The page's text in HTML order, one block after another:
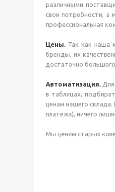
различными
свои потребности, а
профессиональная
Цены. Так как наша
бренды, их
достаточно
Автоматизация.
в таблицах,
ценам нашего склада.
платежа), ничего
Мы ценим старых